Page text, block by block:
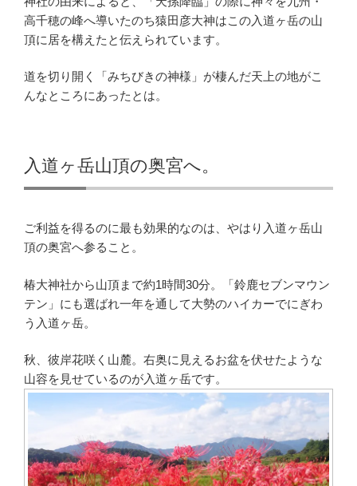
高千穂の峰へ導いたのち猿田彦大神はこの入道ヶ岳の山
頂に居を構えたと伝えられています。
道を切り開く「みちびきの神様」が棲んだ天上の地がこ
んなところにあったとは。
入道ヶ岳山頂の奥宮へ。
ご利益を得るのに最も効果的なのは、やはり入道ヶ岳山
頂の奥宮へ参ること。
椿大神社から山頂まで約1時間30分。「鈴鹿セブンマウン
テン」にも選ばれ一年を通して大勢のハイカーでにぎわ
う入道ヶ岳。
秋、彼岸花咲く山麓。右奥に見えるお盆を伏せたような
山容を見せているのが入道ヶ岳です。